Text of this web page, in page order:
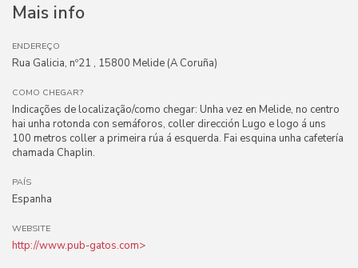
Mais info
ENDEREÇO
Rua Galicia, nº21 , 15800 Melide (A Coruña)
COMO CHEGAR?
Indicações de localização/como chegar: Unha vez en Melide, no centro
hai unha rotonda con semáforos, coller dirección Lugo e logo á uns
100 metros coller a primeira rúa á esquerda. Fai esquina unha cafetería
chamada Chaplin.
PAÍS
Espanha
WEBSITE
http://www.pub-gatos.com>